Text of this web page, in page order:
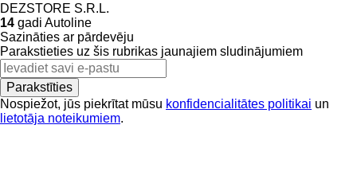
DEZSTORE S.R.L.
14 gadi Autoline
Sazināties ar pārdevēju
Parakstieties uz šis rubrikas jaunajiem sludinājumiem
Parakstīties
Nospiežot, jūs piekrītat mūsu konfidencialitātes politikai un
lietotāja noteikumiem.